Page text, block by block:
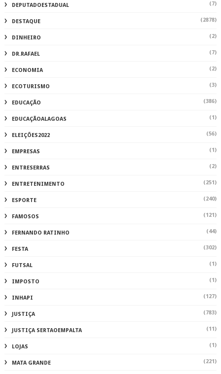
DEPUTADOESTADUAL (7)
DESTAQUE (2878)
DINHEIRO (2)
DR.RAFAEL (7)
ECONOMIA (2)
ECOTURISMO (3)
EDUCAÇÃO (386)
EDUCAÇÃOALAGOAS (1)
ELEIÇÕES2022 (56)
EMPRESAS (1)
ENTRESERRAS (2)
ENTRETENIMENTO (251)
ESPORTE (240)
FAMOSOS (121)
FERNANDO RATINHO (44)
FESTA (302)
FUTSAL (1)
IMPOSTO (1)
INHAPI (127)
JUSTIÇA (783)
JUSTIÇA SERTAOEMPALTA (11)
LOJAS (1)
MATA GRANDE (221)